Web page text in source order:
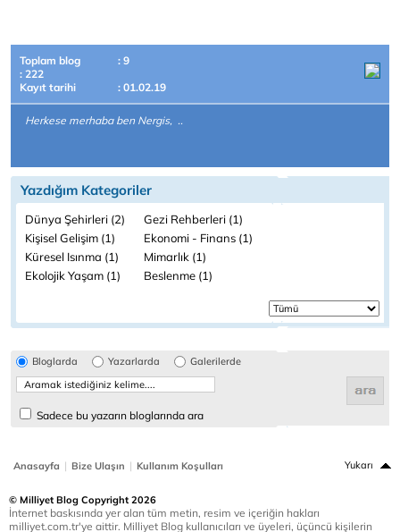
Toplam blog
: 9
: 222
Kayıt tarihi
: 01.02.19
Herkese merhaba ben Nergis, ..
Yazdığım Kategoriler
Dünya Şehirleri (2)
Gezi Rehberleri (1)
Kişisel Gelişim (1)
Ekonomi - Finans (1)
Küresel Isınma (1)
Mimarlık (1)
Ekolojik Yaşam (1)
Beslenme (1)
Bloglarda Yazarlarda Galerilerde
Sadece bu yazarın bloglarında ara
Anasayfa | Bize Ulaşın | Kullanım Koşulları Yukarı
© Milliyet Blog Copyright 2026
İnternet baskısında yer alan tüm metin, resim ve içeriğin hakları
milliyet.com.tr'ye aittir. Milliyet Blog kullanıcıları ve üyeleri, üçüncü kişilerin